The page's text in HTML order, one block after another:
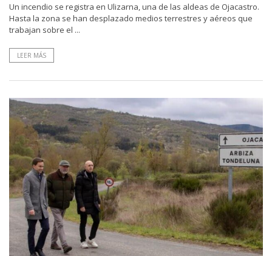
Un incendio se registra en Ulizarna, una de las aldeas de Ojacastro.
Hasta la zona se han desplazado medios terrestres y aéreos que
trabajan sobre el ...
LEER MÁS